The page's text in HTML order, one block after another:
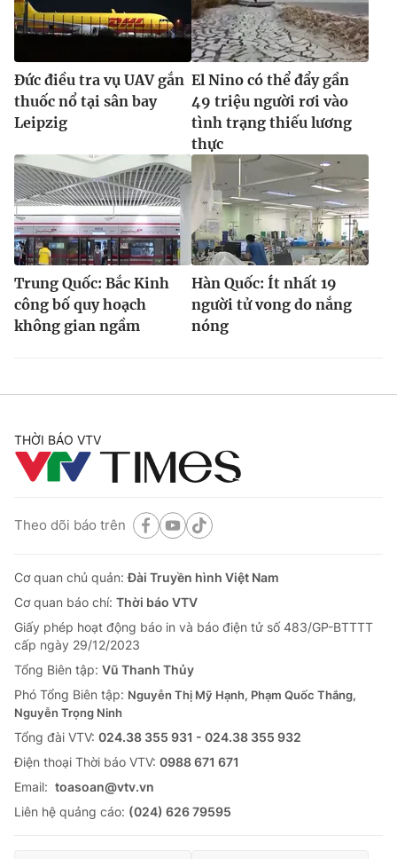
Đức điều tra vụ UAV gắn
thuốc nổ tại sân bay
Leipzig
El Nino có thể đẩy gần
49 triệu người rơi vào
tình trạng thiếu lương
thực
Trung Quốc: Bắc Kinh
công bố quy hoạch
không gian ngầm
Hàn Quốc: Ít nhất 19
người tử vong do nắng
nóng
THỜI BÁO VTV
Theo dõi báo trên
Cơ quan chủ quản:Đài Truyền hình Việt Nam
Cơ quan báo chí: Thời báo VTV
Giấy phép hoạt động báo in và báo điện tử số 483/GP-BTTTT
cấp ngày 29/12/2023
Tổng Biên tập: Vũ Thanh Thủy
Phó Tổng Biên tập: Nguyễn Thị Mỹ Hạnh, Phạm Quốc Thắng,
Nguyễn Trọng Ninh
Tổng đài VTV: 024.38 355 931 - 024.38 355 932
Ðiện thoại Thời báo VTV: 0988 671 671
Email: toasoan@vtv.vn
Liên hệ quảng cáo: (024) 626 79595